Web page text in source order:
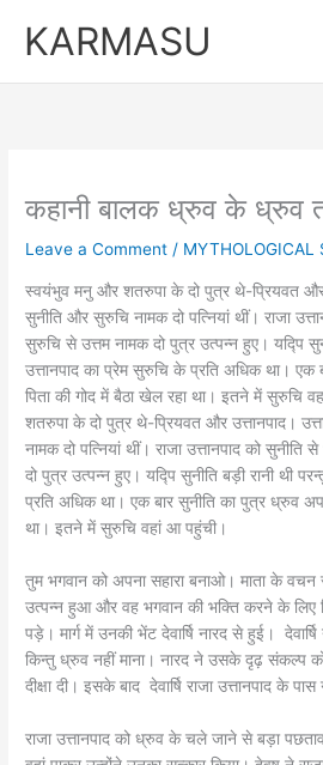
KARMASU
कहानी बालक ध्रुव के ध्रुव
Leave a Comment / MYTHOLOGICAL
स्वयंभुव मनु और शतरुपा के दो पुत्र थे-प्रियवत और
सुनीति और सुरुचि नामक दो पत्नियां थीं। राजा
सुरुचि से उत्तम नामक दो पुत्र उत्पन्न हुए। यद्पि
उत्तानपाद का प्रेम सुरुचि के प्रति अधिक था।
पिता की गोद में बैठा खेल रहा था। इतने में सुरुचि
शतरुपा के दो पुत्र थे-प्रियवत और उत्तानपाद।
नामक दो पत्नियां थीं। राजा उत्तानपाद को
दो पुत्र उत्पन्न हुए। यद्पि सुनीति बड़ी रानी थी
प्रति अधिक था। एक बार सुनीति का पुत्र ध्रुव
था। इतने में सुरुचि वहां आ पहुंची।
तुम भगवान को अपना सहारा बनाओ। माता के
उत्पन्न हुआ और वह भगवान की भक्ति करने के लिए
पड़े। मार्ग में उनकी भेंट देवार्षि नारद से हुई।
किन्तु ध्रुव नहीं माना। नारद ने उसके दृढ़ संकल्प
दीक्षा दी। इसके बाद देवार्षि राजा उत्तानपाद के पास
राजा उत्तानपाद को ध्रुव के चले जाने से बड़ा पछतावा